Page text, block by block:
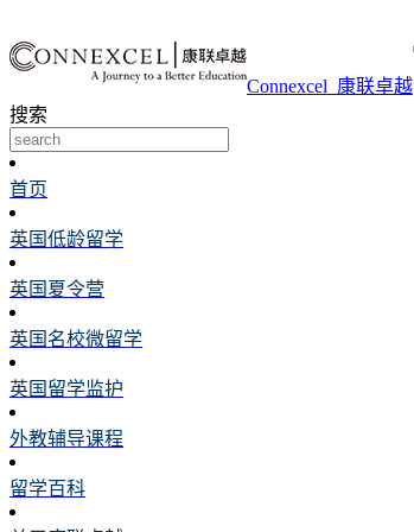
Connexcel_康联卓越
搜索
首页
英国低龄留学
英国夏令营
英国名校微留学
英国留学监护
外教辅导课程
留学百科